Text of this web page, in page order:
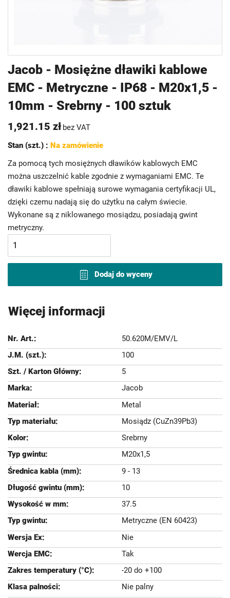
Jacob - Mosiężne dławiki kablowe
EMC - Metryczne - IP68 - M20x1,5 -
10mm - Srebrny - 100 sztuk
1,921.15 zł bez VAT
Stan (szt.) : Na zamówienie
Za pomocą tych mosiężnych dławików kablowych EMC
można uszczelnić kable zgodnie z wymaganiami EMC. Te
dławiki kablowe spełniają surowe wymagania certyfikacji UL,
dzięki czemu nadają się do użytku na całym świecie.
Wykonane są z niklowanego mosiądzu, posiadają gwint
metryczny.
Dodaj do wyceny
na
początek
galerii
Więcej informacji
50.620M/EMV/L
100
5
Jacob
Metal
Mosiądz (CuZn39Pb3)
Srebrny
M20x1,5
9 - 13
10
37.5
Metryczne (EN 60423)
Nie
Tak
-20 do +100
Nie palny